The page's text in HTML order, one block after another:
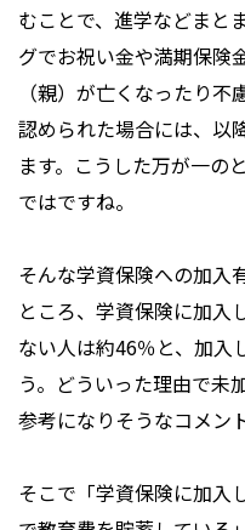
むことで、進学などまと
グでお祝い金や満期保険
（親）が亡くなったり
認められた場合には、以
ます。こうした万が一の
ではですね。
そんな学資保険への加入
ところ、学資保険に加入
ない人は約46％と、加入
う。どういった理由で未
参考になりそうなコメン
そこで「学資保険に加入